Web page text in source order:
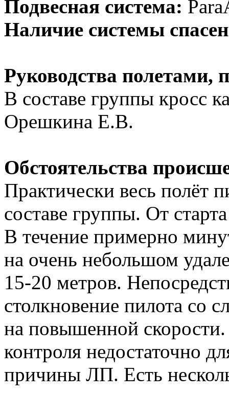
Подвесная система:
Наличие системы
Руководства полетами,
В составе группы кросс
Орешкина Е.В.
Обстоятельства
Практически весь полёт
составе группы. От
В течение примерно
на очень небольшом
15-20 метров.
столкновение пилота со
на повышенной
контроля недостаточно
причины ЛП. Есть